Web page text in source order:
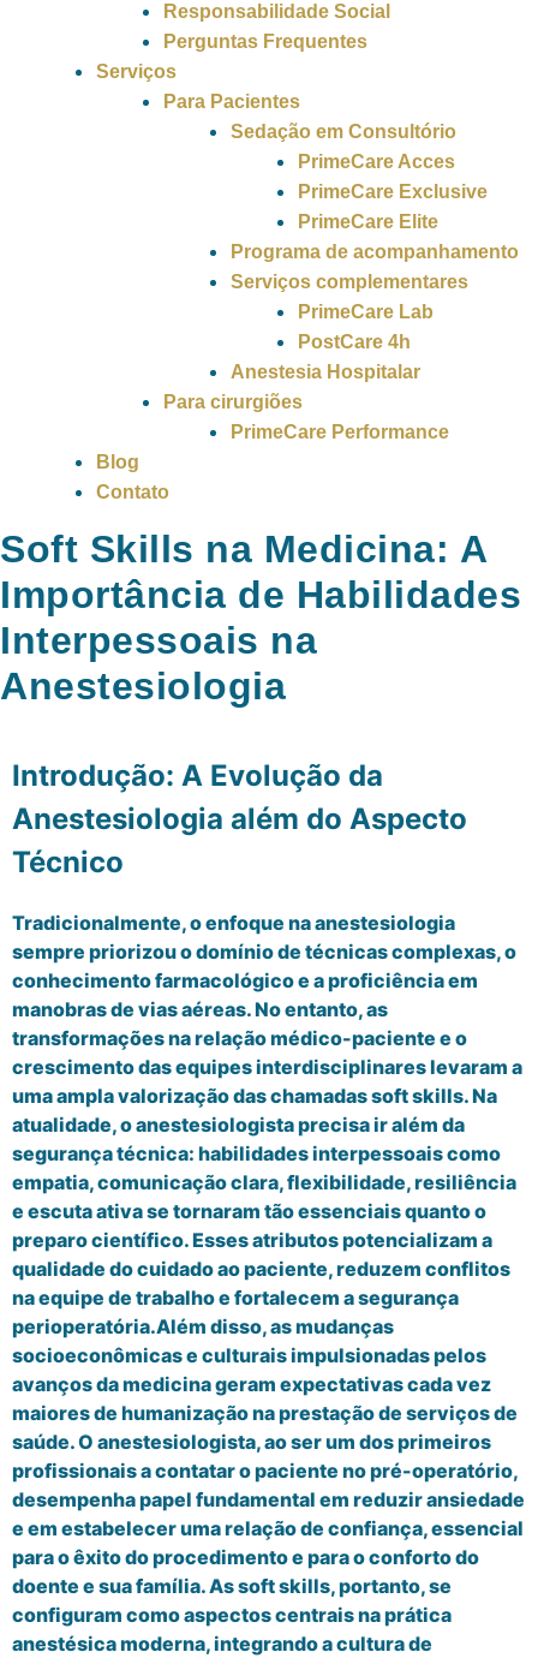
Responsabilidade Social
Perguntas Frequentes
Serviços
Para Pacientes
Sedação em Consultório
PrimeCare Acces
PrimeCare Exclusive
PrimeCare Elite
Programa de acompanhamento
Serviços complementares
PrimeCare Lab
PostCare 4h
Anestesia Hospitalar
Para cirurgiões
PrimeCare Performance
Blog
Contato
Soft Skills na Medicina: A
Importância de Habilidades
Interpessoais na
Anestesiologia
Introdução: A Evolução da
Anestesiologia além do Aspecto
Técnico
Tradicionalmente, o enfoque na anestesiologia
sempre priorizou o domínio de técnicas complexas, o
conhecimento farmacológico e a proficiência em
manobras de vias aéreas. No entanto, as
transformações na relação médico-paciente e o
crescimento das equipes interdisciplinares levaram a
uma ampla valorização das chamadas soft skills. Na
atualidade, o anestesiologista precisa ir além da
segurança técnica: habilidades interpessoais como
empatia, comunicação clara, flexibilidade, resiliência
e escuta ativa se tornaram tão essenciais quanto o
preparo científico. Esses atributos potencializam a
qualidade do cuidado ao paciente, reduzem conflitos
na equipe de trabalho e fortalecem a segurança
perioperatória.Além disso, as mudanças
socioeconômicas e culturais impulsionadas pelos
avanços da medicina geram expectativas cada vez
maiores de humanização na prestação de serviços de
saúde. O anestesiologista, ao ser um dos primeiros
profissionais a contatar o paciente no pré-operatório,
desempenha papel fundamental em reduzir ansiedade
e em estabelecer uma relação de confiança, essencial
para o êxito do procedimento e para o conforto do
doente e sua família. As soft skills, portanto, se
configuram como aspectos centrais na prática
anestésica moderna, integrando a cultura de